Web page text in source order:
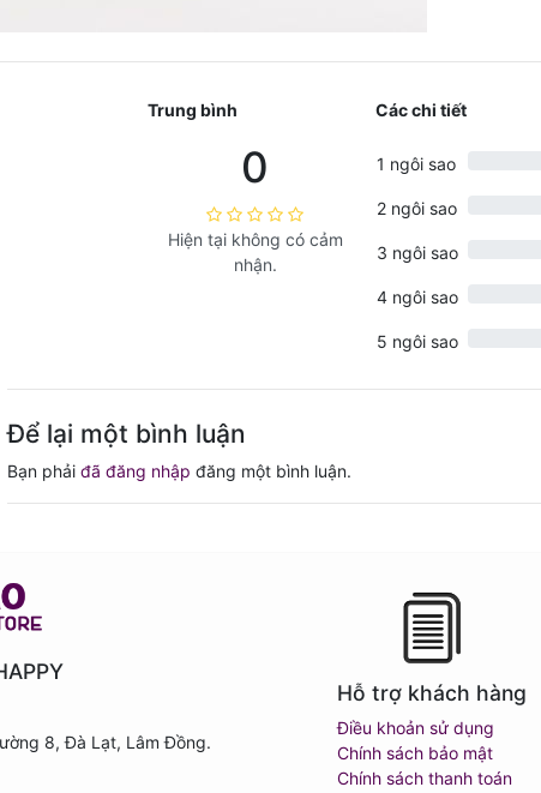
Trung bình
0
Hiện tại không có cảm
nhận.
Các chi tiết
1 ngôi sao
2 ngôi sao
3 ngôi sao
4 ngôi sao
5 ngôi sao
Để lại một bình luận
Bạn phải đã đăng nhập đăng một bình luận.
8, Đà Lạt, Lâm Đồng.
Hỗ trợ khách hàng
Điều khoản sử dụng
Chính sách bảo mật
Chính sách thanh toán